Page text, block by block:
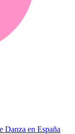
Danza en España